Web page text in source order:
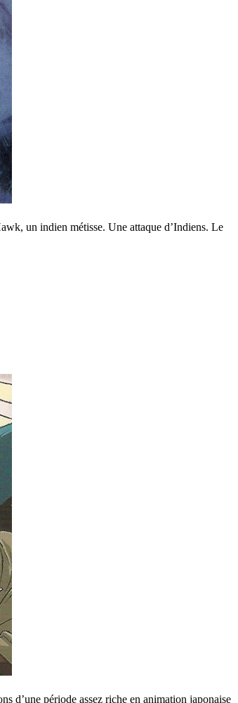
un indien métisse. Une attaque d’Indiens. Le
d’une période assez riche en animation japonaise